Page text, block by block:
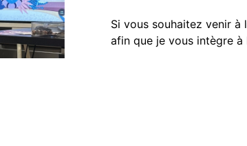
Si vous souhaitez venir à
afin que je vous intègre